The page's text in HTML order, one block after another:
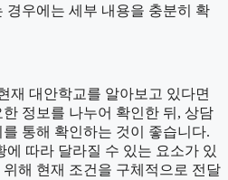
경우에는 세부 내용을 충분히 확
재 대안학교를 알아보고 있다면
정보를 나누어 확인한 뒤, 상담
통해 확인하는 것이 좋습니다.
따라 달라질 수 있는 요소가 있
해 현재 조건을 구체적으로 전달